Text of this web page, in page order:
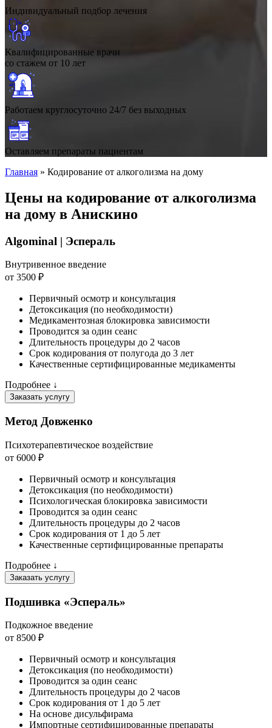
Индивидуальный подбор лечения
Квалифицированные врачи
со стажем от 10 лет
Работаем круглосуточно 24/7 без выходных
Оставляем препараты пациентам
Главная » Кодирование от алкоголизма на дому
Цены на кодирование от алкоголизма
на дому в Анискино
Algominal | Эспераль
Внутривенное введение
от 3500 ₽
Первичный осмотр и консультация
Детоксикация (по необходимости)
Медикаментозная блокировка зависимости
Проводится за один сеанс
Длительность процедуры до 2 часов
Срок кодирования от полугода до 3 лет
Качественные сертифицированные медикаменты
Подробнее ↓
Заказать услугу
Метод Довженко
Психотерапевтическое воздействие
от 6000 ₽
Первичный осмотр и консультация
Детоксикация (по необходимости)
Психологическая блокировка зависимости
Проводится за один сеанс
Длительность процедуры до 2 часов
Срок кодирования от 1 до 5 лет
Качественные сертифицированные препараты
Подробнее ↓
Заказать услугу
Подшивка «Эспераль»
Подкожное введение
от 8500 ₽
Первичный осмотр и консультация
Детоксикация (по необходимости)
Проводится за один сеанс
Длительность процедуры до 2 часов
Срок кодирования от 1 до 5 лет
На основе дисульфирама
Импортные сертифицированные препараты